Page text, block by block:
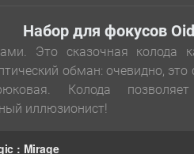
Набор для фокусов
Это сказочная колода
обман: очевидно,
Колода
иллюзионист!